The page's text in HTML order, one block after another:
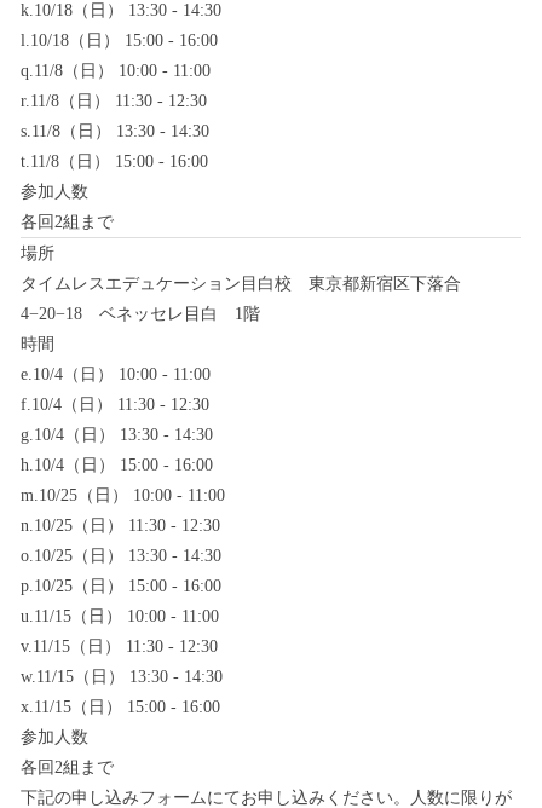
k.10/18（日） 13:30 - 14:30
l.10/18（日） 15:00 - 16:00
q.11/8（日） 10:00 - 11:00
r.11/8（日） 11:30 - 12:30
s.11/8（日） 13:30 - 14:30
t.11/8（日） 15:00 - 16:00
参加人数
各回2組まで
場所
タイムレスエデュケーション目白校 東京都新宿区下落合
4−20−18 ベネッセレ目白 1階
時間
e.10/4（日） 10:00 - 11:00
f.10/4（日） 11:30 - 12:30
g.10/4（日） 13:30 - 14:30
h.10/4（日） 15:00 - 16:00
m.10/25（日） 10:00 - 11:00
n.10/25（日） 11:30 - 12:30
o.10/25（日） 13:30 - 14:30
p.10/25（日） 15:00 - 16:00
u.11/15（日） 10:00 - 11:00
v.11/15（日） 11:30 - 12:30
w.11/15（日） 13:30 - 14:30
x.11/15（日） 15:00 - 16:00
参加人数
各回2組まで
下記の申し込みフォームにてお申し込みください。人数に限りが